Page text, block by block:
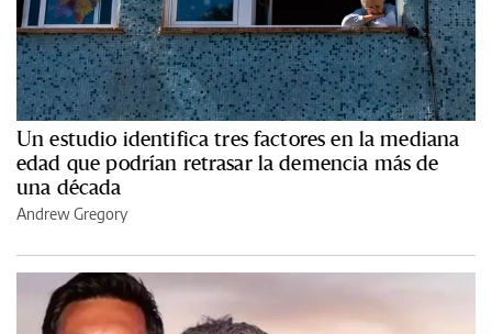
Un estudio identifica tres factores en la mediana
edad que podrían retrasar la demencia más de
una década
Andrew Gregory